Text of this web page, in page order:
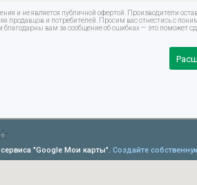
и не является публичной офертой. Производители
продавцов и потребителей. Просим вас отнестись с
благодарны вам за сообщение об ошибках — это поможет